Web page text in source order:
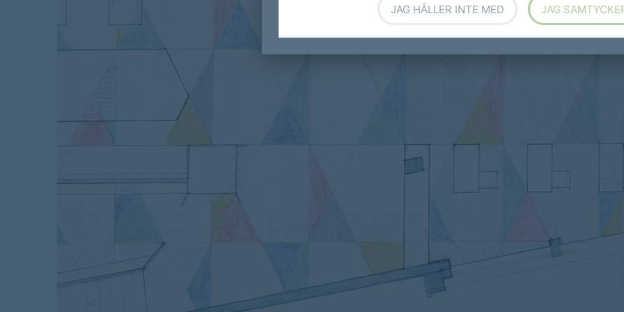
JAG HÅLLER INTE MED JAG